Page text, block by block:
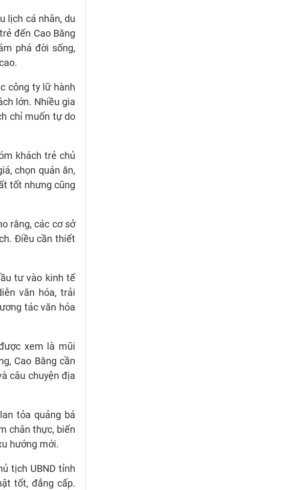
lịch cá nhân, du
đến Cao Bằng
phá đời sống,
công ty lữ hành
lớn. Nhiều gia
chỉ muốn tự do
khách trẻ chủ
chọn quán ăn,
tốt nhưng cũng
rằng, các cơ sở
Điều cần thiết
tư vào kinh tế
văn hóa, trải
tác văn hóa
xem là mũi
Cao Bằng cần
câu chuyện địa
tỏa quảng bá
chân thực, biến
hướng mới.
tịch UBND tỉnh
tốt, đẳng cấp.